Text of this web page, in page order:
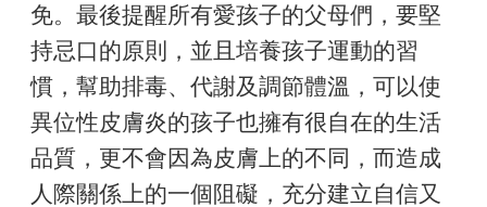
免。最後提醒所有愛孩子的父母們，要堅
持忌口的原則，並且培養孩子運動的習
慣，幫助排毒、代謝及調節體溫，可以使
異位性皮膚炎的孩子也擁有很自在的生活
品質，更不會因為皮膚上的不同，而造成
人際關係上的一個阻礙，充分建立自信又